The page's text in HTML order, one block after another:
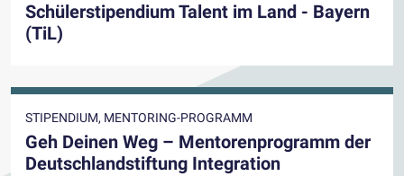
Schülerstipendium Talent im Land - Bayern
(TiL)
STIPENDIUM, MENTORING-PROGRAMM
Geh Deinen Weg – Mentorenprogramm der
Deutschlandstiftung Integration